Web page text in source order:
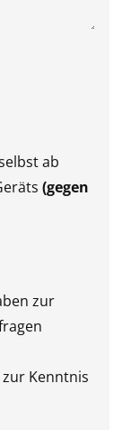
ab
(gegen
zur
Kenntnis